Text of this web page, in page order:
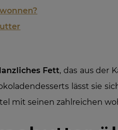
Fett, das aus der
lässt sie
mit seinen zahlreichen